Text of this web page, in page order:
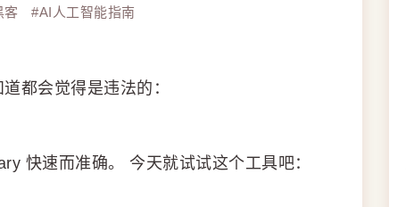
客 #AI人工智能指南
都会觉得是违法的：
快速而准确。 今天就试试这个工具吧：